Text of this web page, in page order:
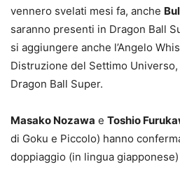
vennero svelati mesi fa, anche
saranno presenti in Dragon Ball
si aggiungere anche l’Angelo
Distruzione del Settimo
Dragon Ball Super.
Masako Nozawa e Toshio
di Goku e Piccolo) hanno
doppiaggio (in lingua